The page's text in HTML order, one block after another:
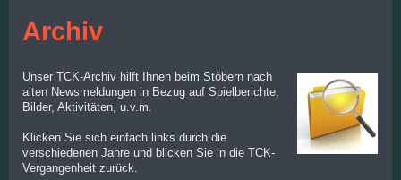
Archiv
Unser TCK-Archiv hilft Ihnen beim Stöbern nach
alten Newsmeldungen in Bezug auf Spielberichte,
Bilder, Aktivitäten, u.v.m.
Klicken Sie sich einfach links durch die
verschiedenen Jahre und blicken Sie in die TCK-
Vergangenheit zurück.